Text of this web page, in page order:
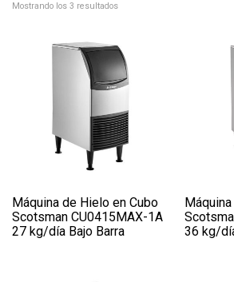
Mostrando los 3 resultados
Máquina de Hielo en Cubo
Scotsman CU0415MAX-1A
27 kg/día Bajo Barra
36 kg/